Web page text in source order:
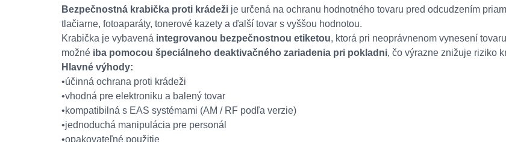
Bezpečnostná krabička proti krádeži je určená na ochranu hodnotného tovaru pred odcudzením
tlačiarne, fotoaparáty, tonerové kazety a ďalší tovar s vyššou hodnotou.
Krabička je vybavená integrovanou bezpečnostnou etiketou, ktorá pri neoprávnenom vynesení
možné iba pomocou špeciálneho deaktivačného zariadenia pri pokladni, čo výrazne znižuje riziko
Hlavné výhody:
•účinná ochrana proti krádeži
•vhodná pre elektroniku a balený tovar
•kompatibilná s EAS systémami (AM / RF podľa verzie)
•jednoduchá manipulácia pre personál
•opakovateľné použitie